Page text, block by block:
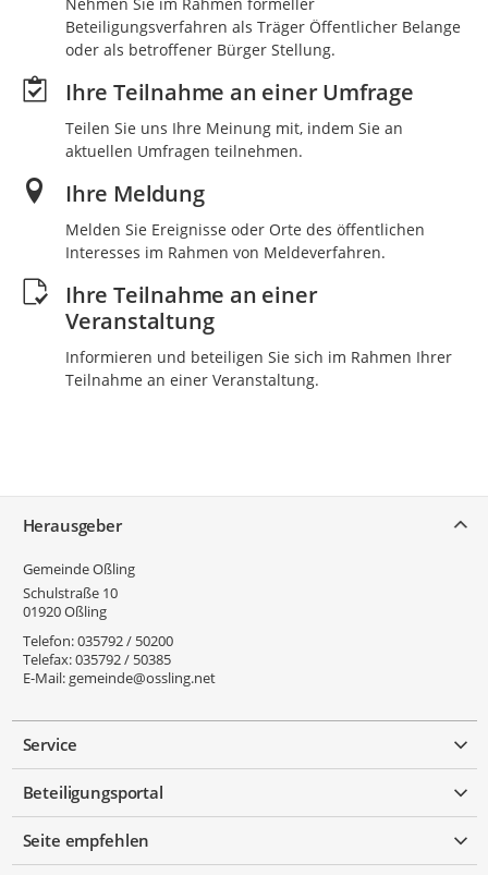
Beteiligungsverfahren als Träger Öffentlicher Belange
oder als betroffener Bürger Stellung.
Ihre Teilnahme an einer Umfrage
Teilen Sie uns Ihre Meinung mit, indem Sie an
aktuellen Umfragen teilnehmen.
Ihre Meldung
Melden Sie Ereignisse oder Orte des öffentlichen
Interesses im Rahmen von Meldeverfahren.
Ihre Teilnahme an einer
Veranstaltung
Informieren und beteiligen Sie sich im Rahmen Ihrer
Teilnahme an einer Veranstaltung.
Herausgeber
Gemeinde Oßling
Schulstraße 10
01920Oßling
Telefon:035792 / 50200
Telefax:035792 / 50385
E-Mail:gemeinde@ossling.net
Service
Beteiligungsportal
Seite empfehlen